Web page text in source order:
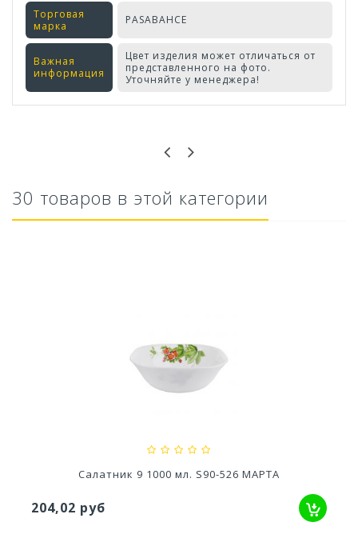
Торговая
марка
PASABAHCE
Важная
информация
Цвет изделия может отличаться от
представленного на фото.
Уточняйте у менеджера!
Стол Rodos
30 товаров в этой категории
Салатник 9 1000 мл. S90-526 МАРТА
204,02 руб